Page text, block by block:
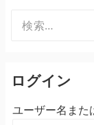
索:
ログイン
ユーザー名また